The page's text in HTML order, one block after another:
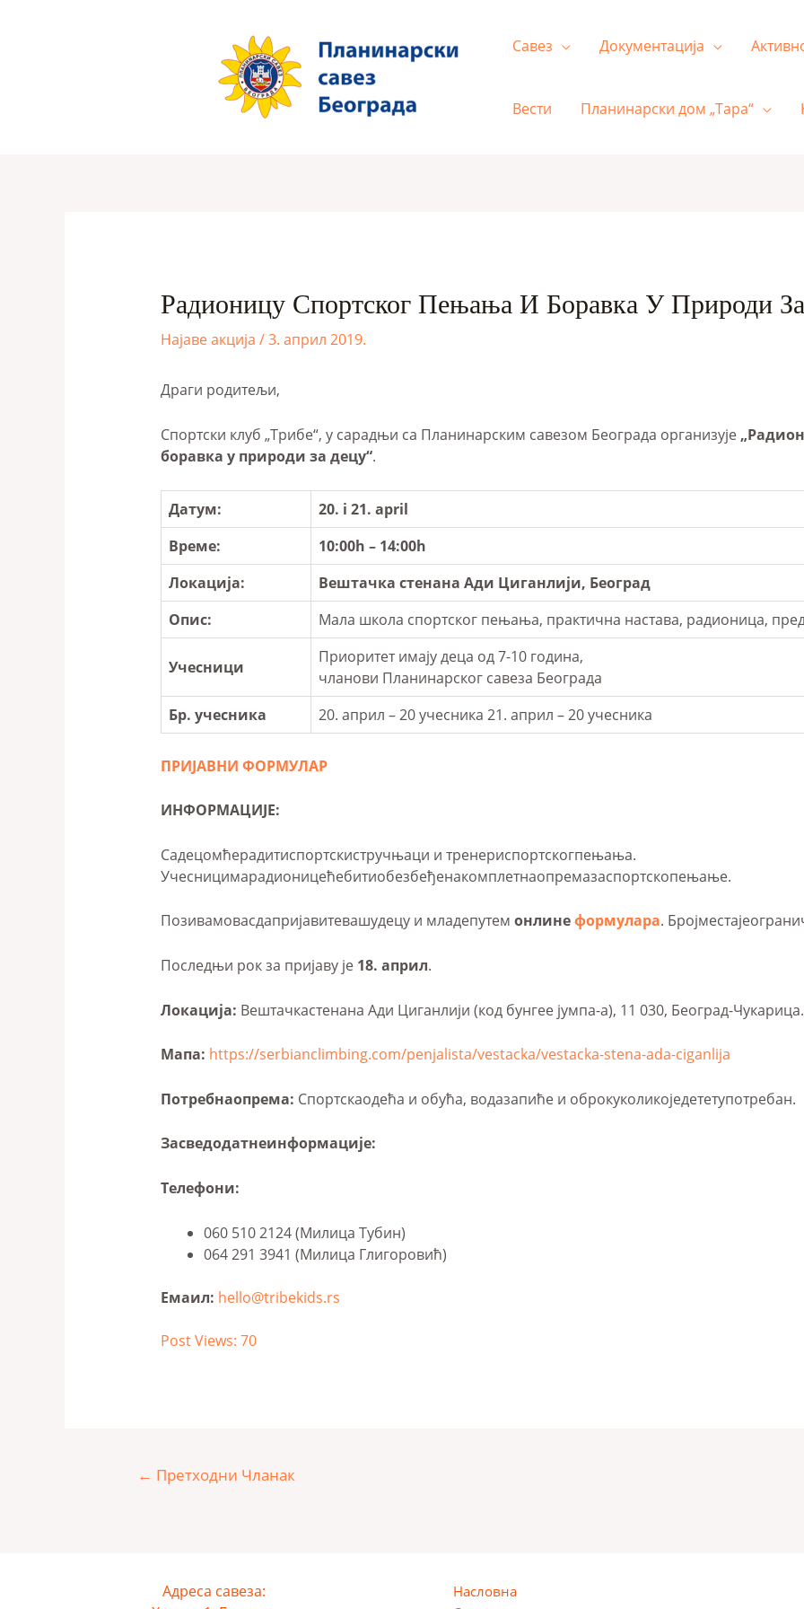
Савез Документација
Вести Планинарски дом „Тара“
Радионицу Спортског Пењања И Боравка У Природи
Најаве акција /3. април 2019.
Драги родитељи,
Спортски клуб „Трибе“, у сарадњи са Планинарским савезом Београда организује
боравка у природи за децу“.
Датум:
20. i 21. april
Време:
10:00h – 14:00h
Локација:
Вештачка стенана Ади Циганлији, Београд
Опис:
Мала школа спортског пењања, практична настава, радионица,
Учесници
Приоритет имају деца од 7-10 година,
чланови Планинарског савеза Београда
Бр. учесника
20. април – 20 учесника 21. април – 20 учесника
ПРИЈАВНИ ФОРМУЛАР
ИНФОРМАЦИЈЕ:
Садецомћерадитиспортскистручњаци и тренериспортскогпењања.
Учесницимарадионицећебитиобезбеђенакомплетнаопремазаспортскопењање.
Позивамовасдапријавитевашудецу и младепутем онлинеформулара.
Последњи рок за пријаву је 18. април.
Локација: Вештачкастенана Ади Циганлији (код бунгее јумпа-а), 11 030, Београд-Чукарица.
Мапа: https://serbianclimbing.com/penjalista/vestacka/vestacka-stena-ada-ciganlija
Потребнаопрема: Спортскаодећа и обућа, водазапиће и оброкуколикоједететупотребан.
Засведодатнеинформације:
Телефони:
060 510 2124 (Милица Тубин)
064 291 3941 (Милица Глигоровић)
Емаил: hello@tribekids.rs
Post Views: 70
← Претходни Чланак
Адреса савеза:
Насловна